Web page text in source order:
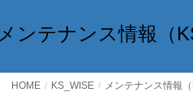
メンテナンス情報（
HOME KS_WISE メンテナンス情報（